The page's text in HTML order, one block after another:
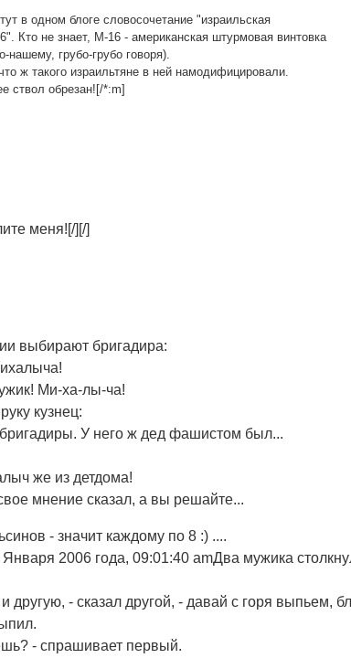
в одном блоге словосочетание "израильская
Кто не знает, М-16 - американская штурмовая винтовка
нашему, грубо-грубо говоря).
ж такого израильтяне в ней намодифицировали.
ствол обрезан![/*:m]
меня![/][/]
выбирают бригадира:
Ми-ха-лы-ча!
кузнец:
У него ж дед фашистом был...
же из детдома!
мнение сказал, а вы решайте...
- значит каждому по 8 :) ....
2006 года, 09:01:40 amДва мужика
другую, - сказал другой, - давай с горя выпьем,
- спрашивает первый.